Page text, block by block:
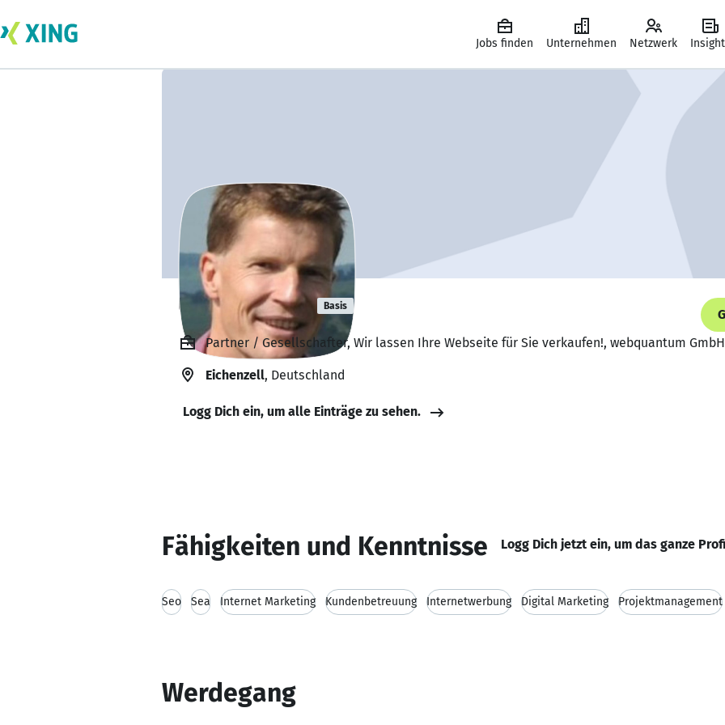
Jobs finden Unternehmen Netzwerk
Uwe Walcher Basis
Partner / Gesellschafter, Wir lassen Ihre Webseite für Sie verkaufen!, webquantum GmbH
Eichenzell, Deutschland
Logg Dich ein, um alle Einträge zu sehen.
Fähigkeiten und Kenntnisse Logg Dich jetzt ein, um das ganze
Seo Sea Internet Marketing Kundenbetreuung Internetwerbung Digital Marketing Projektmanagement
Werdegang